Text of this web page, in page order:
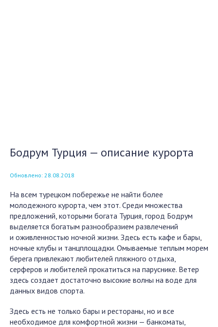
Бодрум Турция — описание курорта
Обновлено: 28.08.2018
На всем турецком побережье не найти более
молодежного курорта, чем этот. Среди множества
предложений, которыми богата Турция, город Бодрум
выделяется богатым разнообразием развлечений
и оживленностью ночной жизни. Здесь есть кафе и бары,
ночные клубы и танцплощадки. Омываемые теплым морем
берега привлекают любителей пляжного отдыха,
серферов и любителей прокатиться на паруснике. Ветер
здесь создает достаточно высокие волны на воде для
данных видов спорта.
Здесь есть не только бары и рестораны, но и все
необходимое для комфортной жизни — банкоматы,